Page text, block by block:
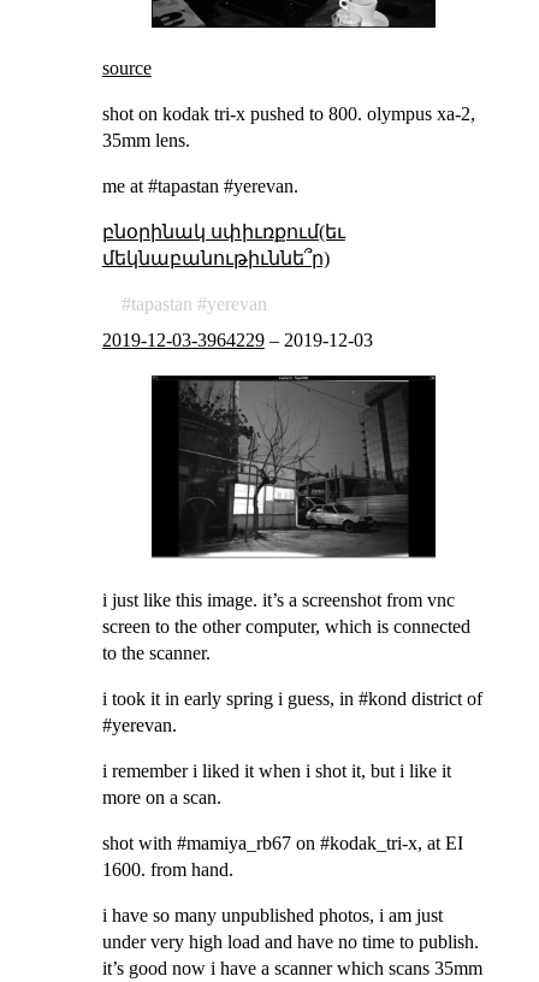
source
shot on kodak tri-x pushed to 800. olympus xa-2,
35mm lens.
me at #tapastan #yerevan.
բնօրինակ սփիւռքում(եւ
մեկնաբանութիւննե՞ր)
tapastan
yerevan
2019-12-03-3964229– 2019-12-03
i just like this image. it’s a screenshot from vnc
screen to the other computer, which is connected
to the scanner.
i took it in early spring i guess, in #kond district of
#yerevan.
i remember i liked it when i shot it, but i like it
more on a scan.
shot with #mamiya_rb67 on #kodak_tri-x, at EI
1600. from hand.
i have so many unpublished photos, i am just
under very high load and have no time to publish.
it’s good now i have a scanner which scans 35mm